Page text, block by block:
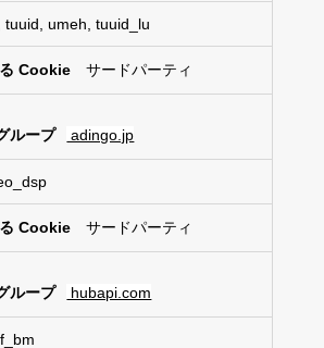
tuuid, umeh, tuuid_lu
サードパーティ
adingo.jp
サードパーティ
hubapi.com